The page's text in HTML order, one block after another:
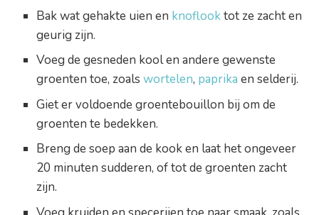
Bak wat gehakte uien en knoflooktot ze zacht en
geurig zijn.
Voeg de gesneden kool en andere gewenste
groenten toe, zoalswortelen, paprika en selderij.
Giet er voldoende groentebouillon bij om de
groenten te bedekken.
Breng de soep aan de kook en laat het ongeveer
20 minuten sudderen, of tot de groenten zacht
zijn.